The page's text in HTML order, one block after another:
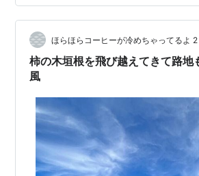
張る。誰と勝負してるのかは知らんけ
ったためか、クルーズインターバルの
4分50秒前後で行けたので、体感は結
ど、よしとしておきます。 走り終わっ
点検でディーラーに車を預けて、帰…
ほらほらコーヒーが冷めちゃってるよ 2
柿の木垣根を飛び越えてきて路地
風